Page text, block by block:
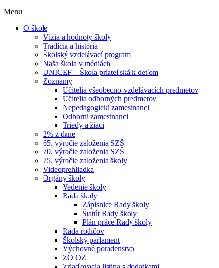
Menu
O škole
Vízia a hodnoty školy
Tradícia a história
Školský vzdelávací program
Naša škola v médiách
UNICEF – Škola priateľská k deťom
Zoznamy
Učitelia všeobecno-vzdelávacích predmetov
Učitelia odborných predmetov
Nepedagogickí zamestnanci
Odborní zamestnanci
Triedy a žiaci
2% z dane
65. výročie založenia SZŠ
70. výročie založenia SZŠ
75. výročie založenia školy
Videoprehliadka
Orgány školy
Vedenie školy
Rada školy
Zápisnice Rady školy
Štatút Rady školy
Plán práce Rady školy
Rada rodičov
Školský parlament
Výchovné poradenstvo
ZO OZ
Zriaďovacia listina s dodatkami